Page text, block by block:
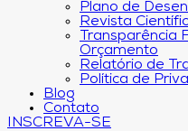
Plano de
Revista
Transparência
Orçamento
Relatório de
Política de
Blog
Contato
INSCREVA-SE